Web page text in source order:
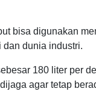
bisa digunakan
dan dunia industri.
180 liter per
agar tetap